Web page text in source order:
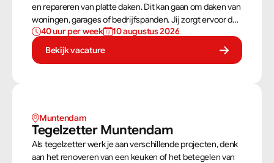
en repareren van platte daken. Dit kan gaan om daken van
woningen, garages of bedrijfspanden. Jij zorgt ervoor dat
deze daken tegen alle weersomstandigheden kunnen,
zoals regen, sneeuw en wind.
40 uur per week
10 augustus 2026
Bekijk vacature
Muntendam
Tegelzetter Muntendam
Als tegelzetter werk je aan verschillende projecten, denk
aan het renoveren van een keuken of het betegelen van